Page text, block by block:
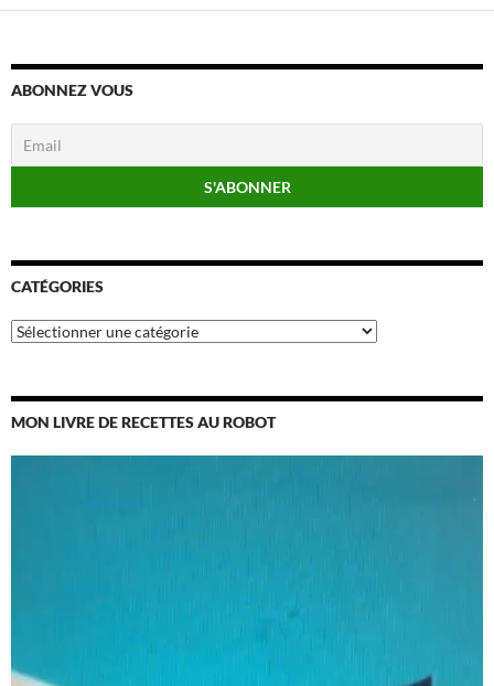
ABONNEZ VOUS
CATÉGORIES
Catégories
MON LIVRE DE RECETTES AU ROBOT